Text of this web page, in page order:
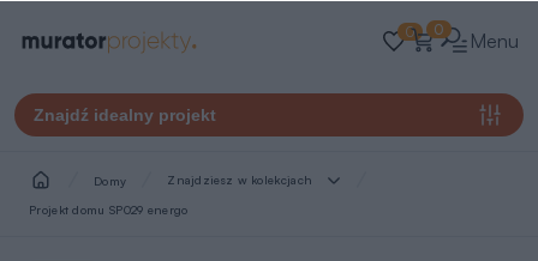
0 0 Menu
Znajdź idealny projekt
Domy Znajdziesz w kolekcjach
Projekt domu SP029 energo